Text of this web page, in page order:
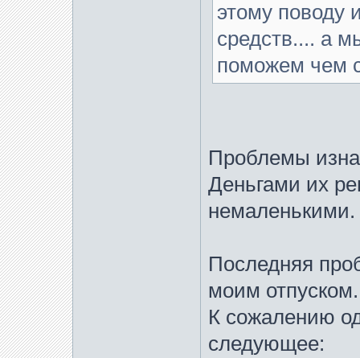
этому поводу
средств.... а
поможем чем
Проблемы
Деньгами их
немаленькими.
Последняя
моим отпуском.
К сожалению
следующее: